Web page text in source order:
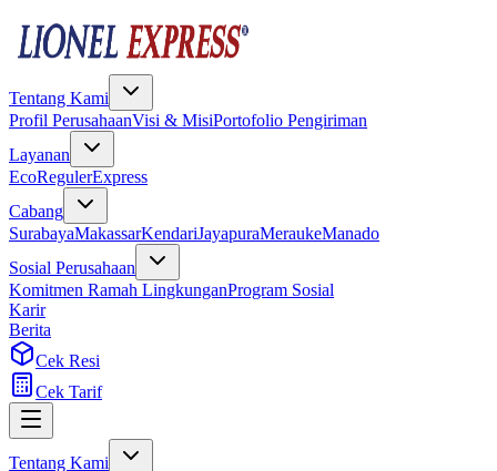
Tentang Kami
Profil PerusahaanVisi & MisiPortofolio Pengiriman
Layanan
EcoRegulerExpress
Cabang
SurabayaMakassarKendariJayapuraMeraukeManado
Sosial Perusahaan
Komitmen Ramah LingkunganProgram Sosial
Karir
Berita
Cek Resi
Cek Tarif
Tentang Kami